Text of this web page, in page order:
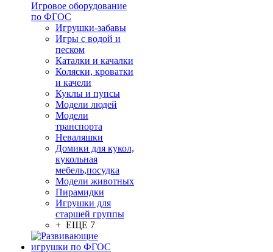
Игровое оборудование
по ФГОС
Игрушки-забавы
Игры с водой и
песком
Каталки и качалки
Коляски, кроватки
и качели
Куклы и пупсы
Модели людей
Модели
транспорта
Неваляшки
Домики для кукол,
кукольная
мебель,посудка
Модели животных
Пирамидки
Игрушки для
старшей группы
+ ЕЩЕ 7